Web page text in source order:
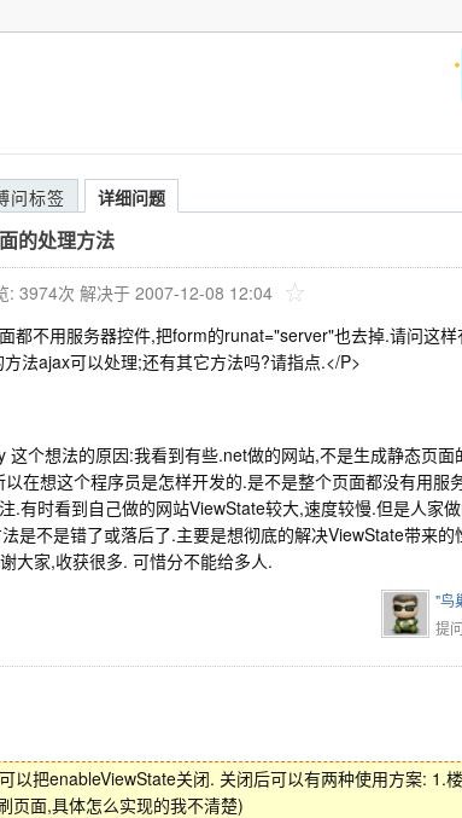
问标签 详细问题
的处理方法
: 3974次 解决于 2007-12-08 12:04
都不用服务器控件,把form的runat="server"也去掉.请问这
法ajax可以处理;还有其它方法吗?请指点.</P>
这个想法的原因:我看到有些.net做的网站,不是生成静态页
在想这个程序员是怎样开发的.是不是整个页面都没有用服
.有时看到自己做的网站ViewState较大,速度较慢.但是人家
是不是错了或落后了.主要是想彻底的解决ViewState带来
大家,收获很多. 可惜分不能给多人.
"鸟
提
以把enableViewState关闭. 关闭后可以有两种使用方案: 1.
页面,具体怎么实现的我不清楚)